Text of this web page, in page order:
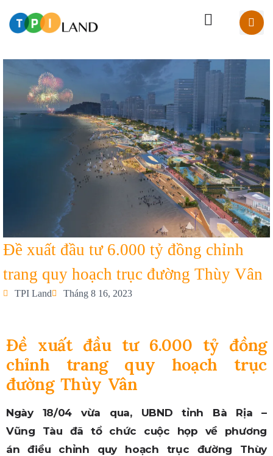
Đề xuất đầu tư 6.000 tỷ đồng chỉnh
trang quy hoạch trục đường Thùy Vân
TPI Land Tháng 8 16, 2023
Đề xuất đầu tư 6.000 tỷ đồng
chỉnh trang quy hoạch trục
đường Thùy Vân
Ngày 18/04 vừa qua, UBND tỉnh Bà Rịa –
Vũng Tàu đã tổ chức cuộc họp về phương
án điều chỉnh quy hoạch trục đường Thùy